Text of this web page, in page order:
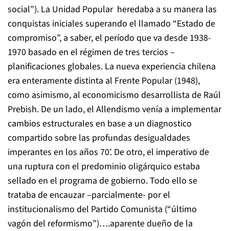
social”). La Unidad Popular heredaba a su manera las
conquistas iniciales superando el llamado “Estado de
compromiso”, a saber, el período que va desde 1938-
1970 basado en el régimen de tres tercios –
planificaciones globales. La nueva experiencia chilena
era enteramente distinta al Frente Popular (1948),
como asimismo, al economicismo desarrollista de Raúl
Prebish. De un lado, el Allendismo venía a implementar
cambios estructurales en base a un diagnostico
compartido sobre las profundas desigualdades
imperantes en los años 70’. De otro, el imperativo de
una ruptura con el predominio oligárquico estaba
sellado en el programa de gobierno. Todo ello se
trataba de encauzar –parcialmente- por el
institucionalismo del Partido Comunista (“último
vagón del reformismo”)….aparente dueño de la